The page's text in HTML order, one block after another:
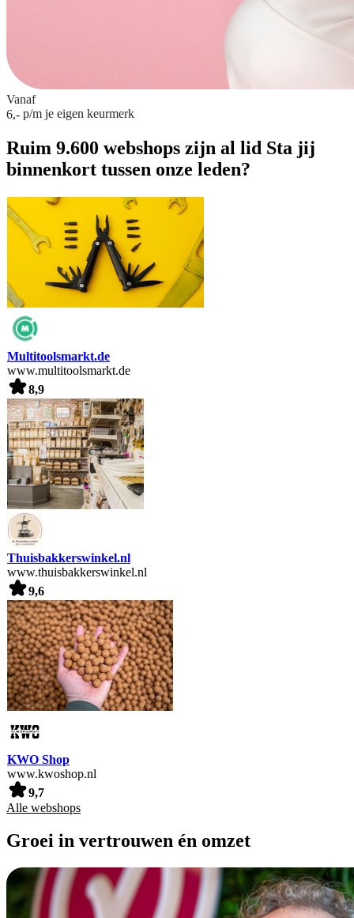
Vanaf
6,- p/m je eigen keurmerk
Ruim 9.600 webshops zijn al lid Sta jij
binnenkort tussen onze leden?
Multitoolsmarkt.de
www.multitoolsmarkt.de
8,9
Thuisbakkerswinkel.nl
www.thuisbakkerswinkel.nl
9,6
KWO Shop
www.kwoshop.nl
9,7
Alle webshops
Groei in vertrouwen én omzet